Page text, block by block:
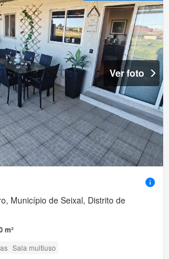
Ver foto
Município de Seixal, Distrito de
m²
Sala multiuso